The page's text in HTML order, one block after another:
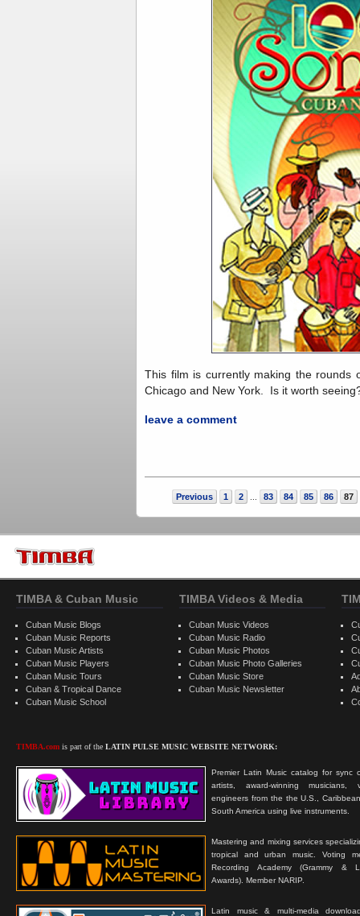
This film is currently making the rounds
Chicago and New York. Is it worth
leave a comment
Previous 1 2 83 84 85 86 87
TIMBA & Cuban Music
Cuban Music Blogs
Cuban Music Reports
Cuban Music Artists
Cuban Music Players
Cuban Music Tours
Cuban & Tropical Dance
Cuban Music School
TIMBA.com is part of the LATIN PULSE MUSIC WEBSITE NETWORK:
Premier Latin Music catalog for sync
artists, award-winning musicians,
engineers from the the U.S.,
South America using live instruments.
Mastering and mixing services
tropical and urban music. Voting
Recording Academy (Grammy &
Awards). Member NARIP.
Latin music & multi-media
TIMBA Videos & Media
Cuban Music Videos
Cuban Music Radio
Cuban Music Photos
Cuban Music Photo Galleries
Cuban Music Store
Cuban Music Newsletter